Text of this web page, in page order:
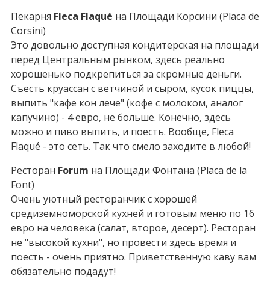
Пекарня Fleca Flaqué на Площади Корсини (Placa de
Corsini)
Это довольно доступная кондитерская на площади
перед Центральным рынком, здесь реально
хорошенько подкрепиться за скромные деньги.
Съесть круассан с ветчиной и сыром, кусок пиццы,
выпить "кафе кон лече" (кофе с молоком, аналог
капучино) - 4 евро, не больше. Конечно, здесь
можно и пиво выпить, и поесть. Вообще, Fleca
Flaqué - это сеть. Так что смело заходите в любой!
Ресторан Forum на Площади Фонтана (Placa de la
Font)
Очень уютный ресторанчик с хорошей
средиземноморской кухней и готовым меню по 16
евро на человека (салат, второе, десерт). Ресторан
не "высокой кухни", но провести здесь время и
поесть - очень приятно. Приветственную каву вам
обязательно подадут!